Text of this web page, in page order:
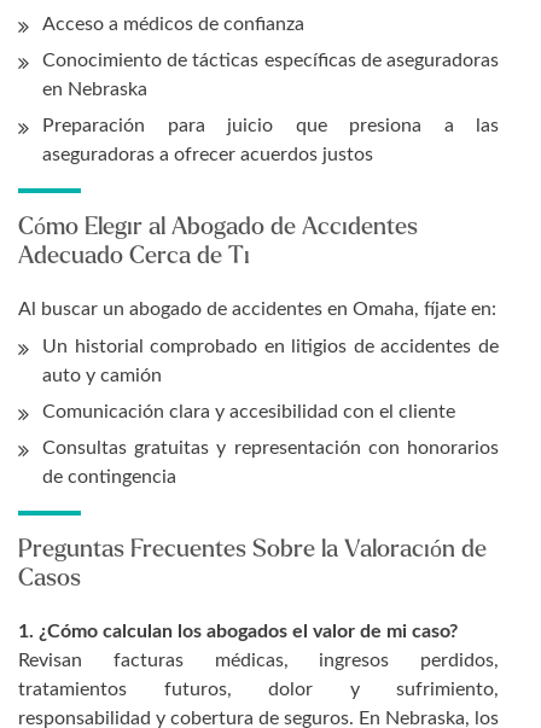
Acceso a médicos de confianza
Conocimiento de tácticas específicas de aseguradoras
en Nebraska
Preparación para juicio que presiona a las
aseguradoras a ofrecer acuerdos justos
Cómo Elegir al Abogado de Accidentes
Adecuado Cerca de Ti
Al buscar un abogado de accidentes en Omaha, fíjate en:
Un historial comprobado en litigios de accidentes de
auto y camión
Comunicación clara y accesibilidad con el cliente
Consultas gratuitas y representación con honorarios
de contingencia
Preguntas Frecuentes Sobre la Valoración de
Casos
1. ¿Cómo calculan los abogados el valor de mi caso?
Revisan facturas médicas, ingresos perdidos,
tratamientos futuros, dolor y sufrimiento,
responsabilidad y cobertura de seguros. En Nebraska, los